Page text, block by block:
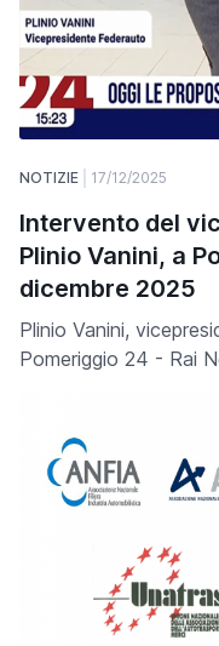
NOTIZIE 17/12/2025
Intervento del
Plinio Vanini, a
dicembre 2025
Plinio Vanini,
Pomeriggio 24 - Rai